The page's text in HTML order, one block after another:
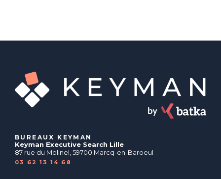
BUREAUX KEYMAN
Keyman Executive Search Lille
87 rue du Molinel, 59700 Marcq-en-Baroeul
03 62 13 14 68